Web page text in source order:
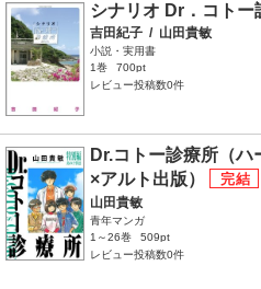
シナリオ Dr．コトー
吉田紀子 / 山田貴敏
小説・実用書
1巻
700pt
レビュー投稿数0件
Dr.コトー診療所（
×アルト出版）
山田貴敏
青年マンガ
1～26巻
509pt
レビュー投稿数0件